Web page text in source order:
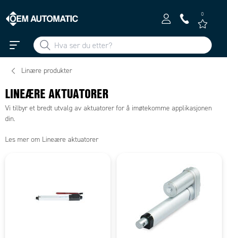
0
Linære produkter
LINEÆRE AKTUATORER
Vi tilbyr et bredt utvalg av aktuatorer for å imøtekomme applikasjonen
din.
Les mer om Lineære aktuatorer